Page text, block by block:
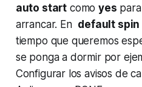
auto start como yes
arrancar. En default spin
tiempo que queremos
se ponga a dormir por
Configurar los avisos de